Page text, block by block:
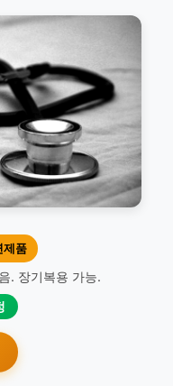
제품
. 장기복용 가능.